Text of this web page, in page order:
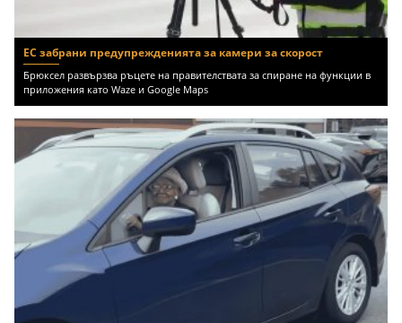
ЕС забрани предупрежденията за камери за скорост
Брюксел развързва ръцете на правителствата за спиране на функции в
приложения като Waze и Google Maps